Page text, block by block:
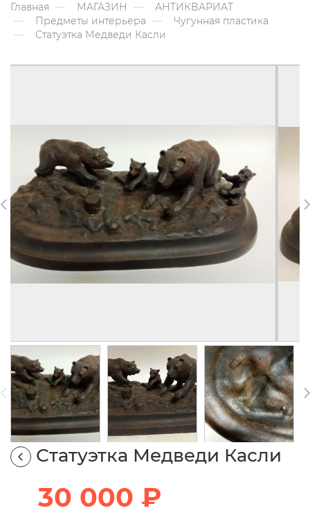
Главная МАГАЗИН
АНТИКВАРИАТ
Предметы интерьера
Чугунная пластика
Статуэтка Медведи Касли
Статуэтка Медведи Касли
30 000 ₽